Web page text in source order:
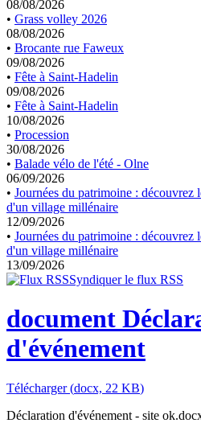
08/08/2026
• Grass volley 2026
08/08/2026
• Brocante rue Faweux
09/08/2026
• Fête à Saint-Hadelin
09/08/2026
• Fête à Saint-Hadelin
10/08/2026
• Procession
30/08/2026
• Balade vélo de l'été - Olne
06/09/2026
• Journées du patrimoine : découvrez
d'un village millénaire
12/09/2026
• Journées du patrimoine : découvrez
d'un village millénaire
13/09/2026
Syndiquer le flux RSS
document
d'événement
Télécharger(docx, 22 KB)
Déclaration d'événement - site